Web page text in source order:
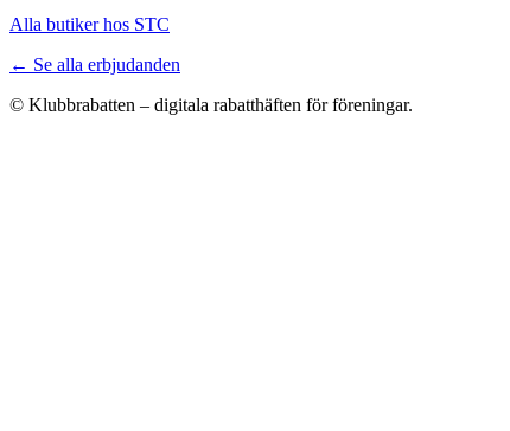
Alla butiker hos STC
← Se alla erbjudanden
© Klubbrabatten – digitala rabatthäften för föreningar.